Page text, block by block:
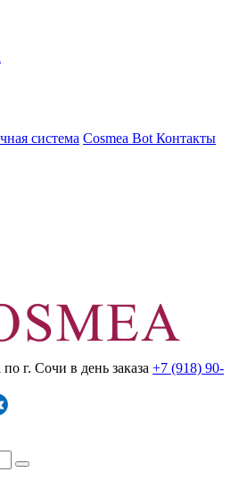
система Cosmea Bot Контакты
г. Сочи в день заказа +7 (918) 90-